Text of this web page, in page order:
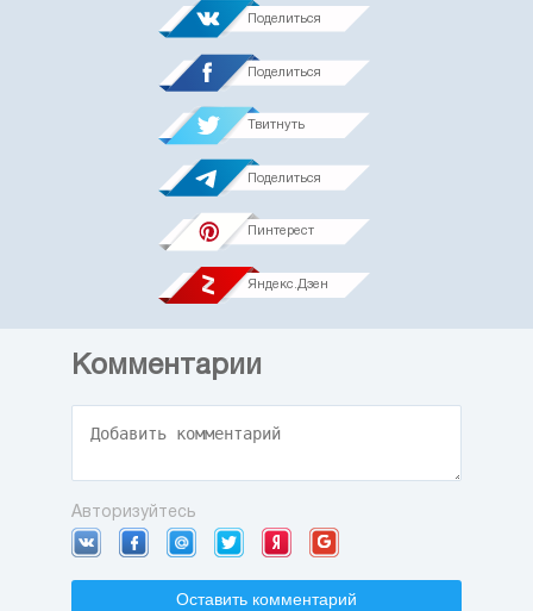
Поделиться
Поделиться
Твитнуть
Поделиться
Пинтерест
Яндекс.Дзен
Комментарии
Авторизуйтесь
Оставить комментарий